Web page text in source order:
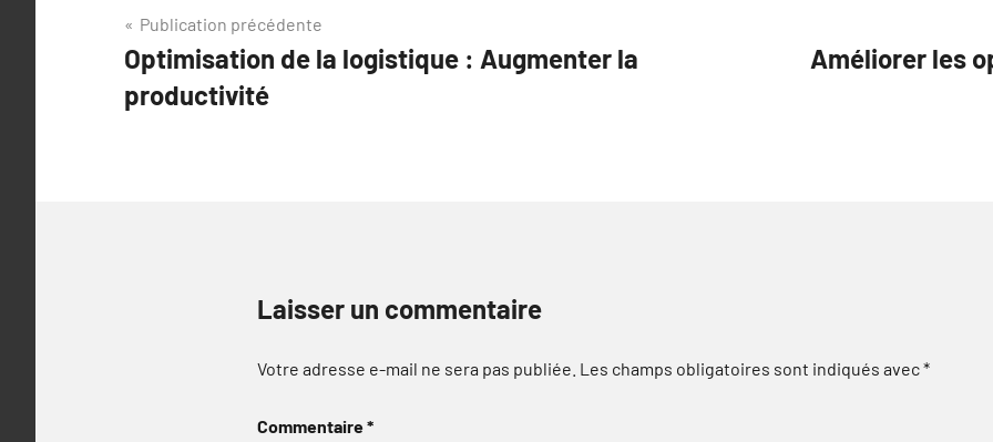
Navigation
de
l’article
Publication précédente
Optimisation de la logistique : Augmenter la
productivité
Améliorer les
Laisser un commentaire
Votre adresse e-mail ne sera pas publiée. Les champs obligatoires sont indiqués avec*
Commentaire*